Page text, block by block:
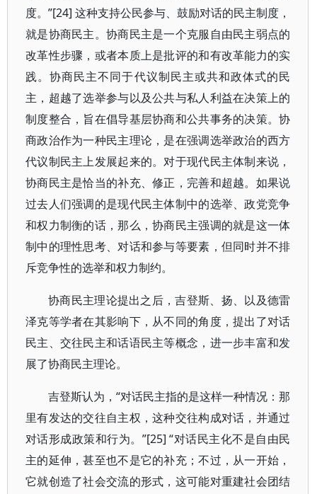
度。”[24] 这种支持公民参与、鼓励对话的民主制度，
就是协商民主。协商民主是一个克服自由民主弱点的
改革性步骤，或者本质上是批评的和有改革能力的实
践。协商民主不同于代议制民主或共和政体式的民
主，超越了选举参与以及公共与私人利益在决策上的
制度整合，旨在倡导基层协商和公共事务的决策。协
商政治作为一种民主理论，是在强调选举政治的西方
代议制民主上发展起来的。对于现代民主体制来说，
协商民主是恰当的补充、修正，完善和超越。如果说
过去人们强调的是现代民主体制中的选举、政党竞争
和权力制衡的话，那么，协商民主强调的就是这一体
制中的理性思考、对话和参与等要素，但同时并不排
斥竞争性的选举和权力制约。
协商民主理论提出之后，吉登斯、扬、以及德雷
泽克等学者在其影响下，从不同的角度，提出了对话
民主、交往民主和话语民主等概念，进一步丰富和发
展了协商民主理论。
吉登斯认为，“对话民主指的是这样一种情况：那
里有发达的交往自主权，这种交往构成对话，并通过
对话形成政策和行为。”[25] “对话民主化不是自由民
主的延伸，甚至也不是它的补充；不过，从一开始，
它就创造了社会交流的形式，这可能对重建社会团结